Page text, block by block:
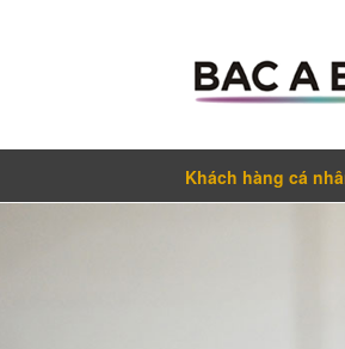
Khách hàng cá